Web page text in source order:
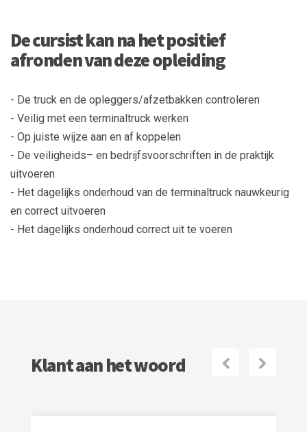
De cursist kan na het positief
afronden van deze opleiding
- De truck en de opleggers/afzetbakken controleren
- Veilig met een terminaltruck werken
- Op juiste wijze aan en af koppelen
- De veiligheids– en bedrijfsvoorschriften in de praktijk
uitvoeren
- Het dagelijks onderhoud van de terminaltruck nauwkeurig
en correct uitvoeren
- Het dagelijks onderhoud correct uit te voeren
Volgende
Klant aan het woord